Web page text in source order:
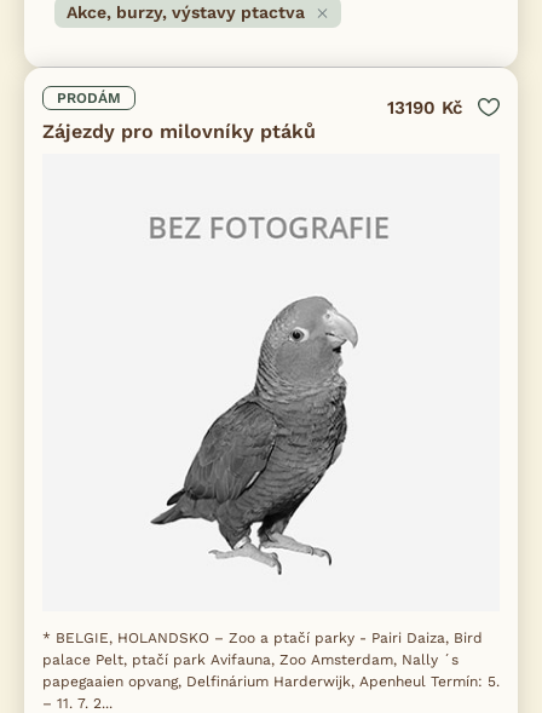
Akce, burzy, výstavy ptactva
PRODÁM
Zájezdy pro milovníky ptáků
13190 Kč
* BELGIE, HOLANDSKO – Zoo a ptačí parky - Pairi Daiza, Bird
palace Pelt, ptačí park Avifauna, Zoo Amsterdam, Nally ´s
papegaaien opvang, Delfinárium Harderwijk, Apenheul Termín: 5.
– 11. 7. 2...